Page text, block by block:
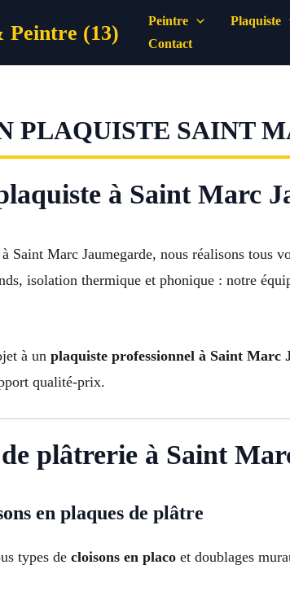
Peintre (13) Peintre Plaquiste
Contact
PLAQUISTE SAINT
à Saint Marc
Saint Marc Jaumegarde, nous réalisons tous
isolation thermique et phonique : notre
à un plaquiste professionnel à Saint Marc
qualité-prix.
de plâtrerie à Saint
en plaques de plâtre
types de cloisons en placo et doublages